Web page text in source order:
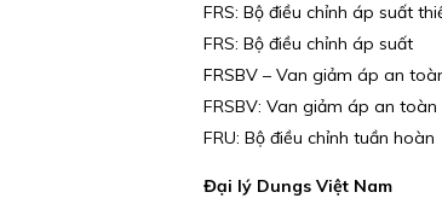
FRS: Bộ điều chỉnh áp suất
FRS: Bộ điều chỉnh áp suất
FRSBV – Van giảm áp an
FRSBV: Van giảm áp an toàn
FRU: Bộ điều chỉnh tuần hoàn
Đại lý Dungs Việt Nam